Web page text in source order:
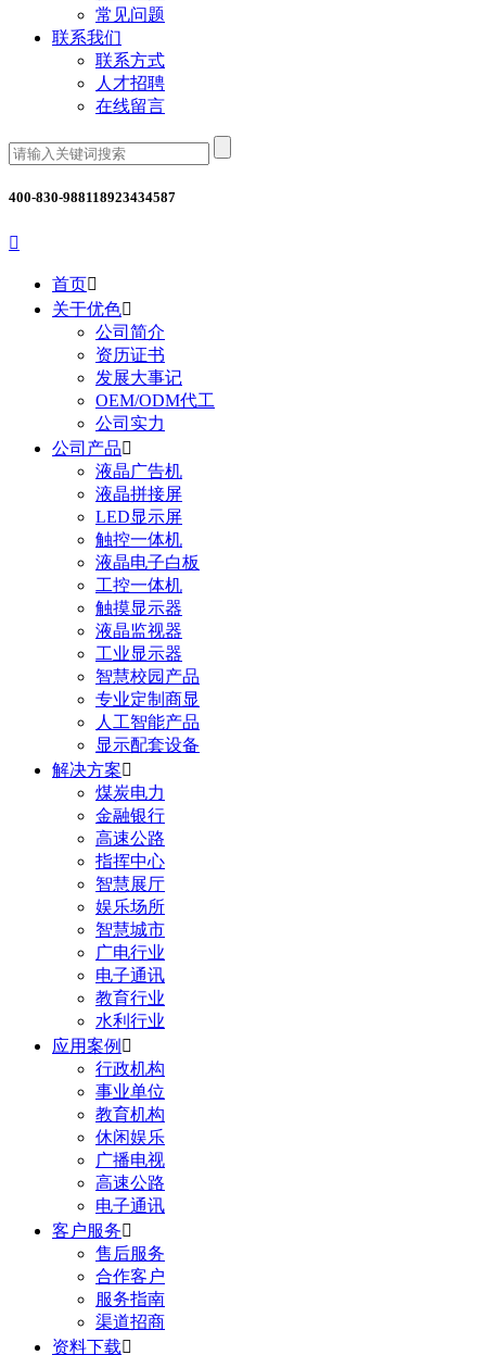
常见问题
联系我们
联系方式
人才招聘
在线留言
400-830-988118923434587

首页
关于优色
公司简介
资历证书
发展大事记
OEM/ODM代工
公司实力
公司产品
液晶广告机
液晶拼接屏
LED显示屏
触控一体机
液晶电子白板
工控一体机
触摸显示器
液晶监视器
工业显示器
智慧校园产品
专业定制商显
人工智能产品
显示配套设备
解决方案
煤炭电力
金融银行
高速公路
指挥中心
智慧展厅
娱乐场所
智慧城市
广电行业
电子通讯
教育行业
水利行业
应用案例 
行政机构
事业单位
教育机构
休闲娱乐
广播电视
高速公路
电子通讯
客户服务
售后服务
合作客户
服务指南
渠道招商
资料下载